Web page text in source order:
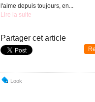
l'aime depuis toujours, en...
Lire la suite
Partager cet article
Look